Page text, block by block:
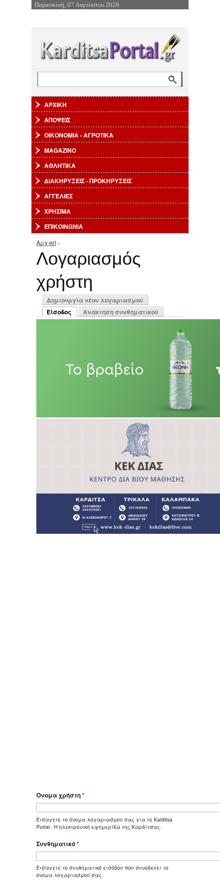
Επιστροφή στην Πλοήγηση
Παρασκευή, 07 Αυγούστου 2026
ΑΡΧΙΚΗ
ΑΠΟΨΕΙΣ
ΟΙΚΟΝΟΜΙΑ - ΑΓΡΟΤΙΚΑ
MAGAZINO
ΑΘΛΗΤΙΚΑ
ΔΙΑΚΗΡΥΞΕΙΣ - ΠΡΟΚΗΡΥΞΕΙΣ
ΑΓΓΕΛΙΕΣ
ΧΡΗΣΙΜΑ
ΕΠΙΚΟΙΝΩΝΙΑ
Είστε εδώ
Αρχική ›
Λογαριασμός
χρήστη
Πρωτεύουσες καρτέλες
Δημιουργία νέου λογαριασμού
Είσοδος
(ενεργή καρτέλα)
Ανάκτηση συνθηματικού
Όνομα χρήστη*
Εισάγετε το όνομα λογαριασμού σας για το Karditsa
Portal - Η ηλεκτρονική εφημερίδα της Καρδίτσας.
Συνθηματικό*
Εισάγετε το συνθηματικό εισόδου που συνοδεύει το
όνομα λογαριασμού σας.